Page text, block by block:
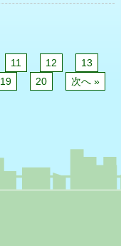
11 12
13
19 20 次へ »